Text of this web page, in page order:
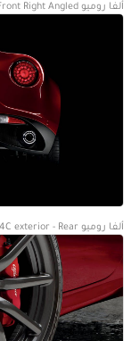
ألفا روميو 4C exterior - Front Right Angled
ألفا روميو 4C exterior - Rear